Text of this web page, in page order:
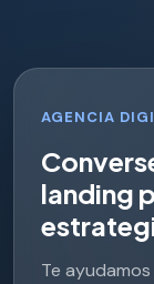
AGENCIA
Convers
landing p
estrateg
Te